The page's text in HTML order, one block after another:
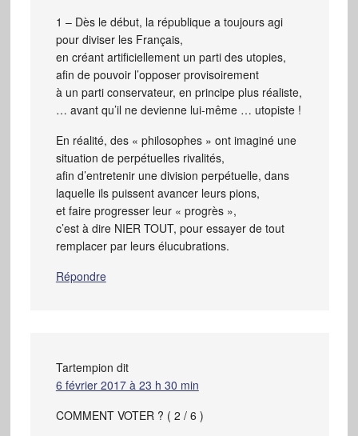
1 – Dès le début, la république a toujours agi
pour diviser les Français,
en créant artificiellement un parti des utopies,
afin de pouvoir l’opposer provisoirement
à un parti conservateur, en principe plus réaliste,
… avant qu’il ne devienne lui-même … utopiste !
En réalité, des « philosophes » ont imaginé une
situation de perpétuelles rivalités,
afin d’entretenir une division perpétuelle, dans
laquelle ils puissent avancer leurs pions,
et faire progresser leur « progrès »,
c’est à dire NIER TOUT, pour essayer de tout
remplacer par leurs élucubrations.
Répondre
Tartempion dit
6 février 2017 à 23 h 30 min
COMMENT VOTER ? ( 2 / 6 )